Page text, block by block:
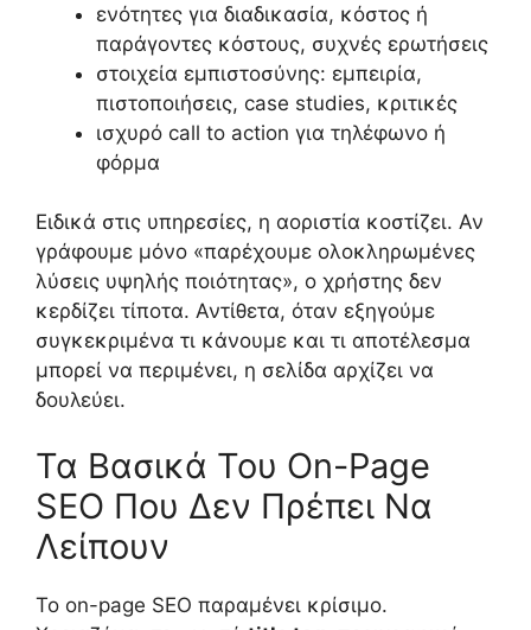
ενότητες για διαδικασία, κόστος ή
παράγοντες κόστους, συχνές ερωτήσεις
στοιχεία εμπιστοσύνης: εμπειρία,
πιστοποιήσεις, case studies, κριτικές
ισχυρό call to action για τηλέφωνο ή
φόρμα
Ειδικά στις υπηρεσίες, η αοριστία κοστίζει. Αν
γράφουμε μόνο «παρέχουμε ολοκληρωμένες
λύσεις υψηλής ποιότητας», ο χρήστης δεν
κερδίζει τίποτα. Αντίθετα, όταν εξηγούμε
συγκεκριμένα τι κάνουμε και τι αποτέλεσμα
μπορεί να περιμένει, η σελίδα αρχίζει να
δουλεύει.
Τα Βασικά Του On-Page
SEO Που Δεν Πρέπει Να
Λείπουν
Το on-page SEO παραμένει κρίσιμο.